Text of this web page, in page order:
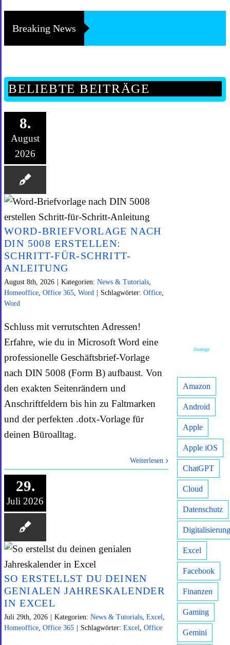
Breaking News
BELIEBTE BEITRÄGE
8.
August
2026
WORD-BRIEFVORLAGE NACH
DIN 5008 ERSTELLEN:
SCHRITT-FÜR-SCHRITT-
ANLEITUNG
August 8th, 2026 Kategorien: News & Tutorials,
Homeoffice, Office 365, Word Schlagwörter: Office,
Word
Schluss mit verrutschten Adressen!
Erfahre, wie du in Microsoft Word eine
professionelle Geschäftsbrief-Vorlage
nach DIN 5008 (Form B) aufbaust. Von
den exakten Seitenrändern und
Anschriftfeldern bis hin zu Faltmarken
und der perfekten .dotx-Vorlage für
deinen Büroalltag.
Weiterlesen
29.
Juli 2026
SO ERSTELLST DU DEINEN
GENIALEN JAHRESKALENDER
IN EXCEL
Juli 29th, 2026 Kategorien: News & Tutorials, Excel,
Homeoffice, Office 365 Schlagwörter: Excel, Office
Anzeige
Amazon
Android
Apple
Apple iOS
ChatGPT
Cloud
Datenschutz
Digitalisierung
Excel
Facebook
Finanzen
Gaming
Gemini